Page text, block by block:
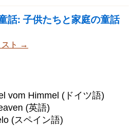
話: 子供たちと家庭の童話
スト →
vom Himmel (ドイツ語)
(英語)
(スペイン語)